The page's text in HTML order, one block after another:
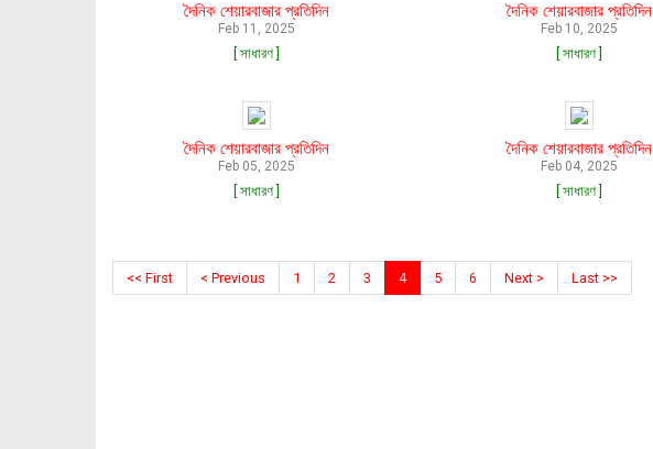
দৈনিক শেয়ারবাজার প্রতিদিন
Feb 11, 2025
[ সাধারণ ]
দৈনিক শেয়ারবাজার প্রতিদিন
Feb 10, 2025
[ সাধারণ ]
দৈনিক শেয়ারবাজার প্রতিদিন
Feb 05, 2025
[ সাধারণ ]
দৈনিক শেয়ারবাজার প্রতিদিন
Feb 04, 2025
[ সাধারণ ]
<< First < Previous 1 2 3 4 5 6 Next > Last >>